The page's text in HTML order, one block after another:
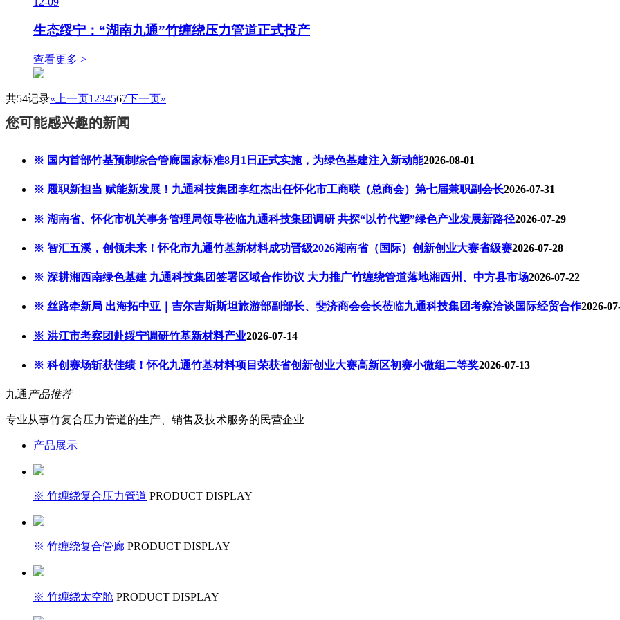
生态绥宁：“湖南九通”竹缠绕压力管道正式投产
查看更多 >
共54记录«上一页1 234567下一页»
您可能感兴趣的新闻
※ 国内首部竹基预制综合管廊国家标准8月1日正式实施，为绿色基建注入新动能2026-08-01
※ 履职新担当 赋能新发展！九通科技集团李红杰出任怀化市工商联（总商会）第七届兼职副会长2026-07-31
※ 湖南省、怀化市机关事务管理局领导莅临九通科技集团调研 共探“以竹代塑”绿色产业发展新路径2026-07-29
※ 智汇五溪，创领未来！怀化市九通竹基新材料成功晋级2026湖南省（国际）创新创业大赛省级赛2026-07-28
※ 深耕湘西南绿色基建 九通科技集团签署区域合作协议 大力推广竹缠绕管道落地湘西州、中方县市场2026-07-22
※ 丝路牵新局 出海拓中亚｜吉尔吉斯斯坦旅游部副部长、斐济商会会长莅临九通科技集团考察洽谈国际经贸合作2026-
※ 洪江市考察团赴绥宁调研竹基新材料产业2026-07-14
※ 科创赛场斩获佳绩！怀化九通竹基材料项目荣获省创新创业大赛高新区初赛小微组二等奖2026-07-13
九通 产品推荐
专业从事竹复合压力管道的生产、销售及技术服务的民营企业
产品展示
※ 竹缠绕复合压力管道 PRODUCT DISPLAY
※ 竹缠绕复合管廊 PRODUCT DISPLAY
※ 竹缠绕太空舱 PRODUCT DISPLAY